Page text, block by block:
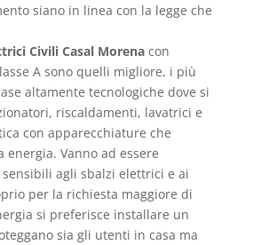
siano in linea con la legge che
Civili Casal Morenacon
A sono quelli migliore, i più
altamente tecnologiche dove si
riscaldamenti, lavatrici e
con apparecchiature che
energia. Vanno ad essere
agli sbalzi elettrici e ai
per la richiesta maggiore di
si preferisce installare un
sia gli utenti in casa ma